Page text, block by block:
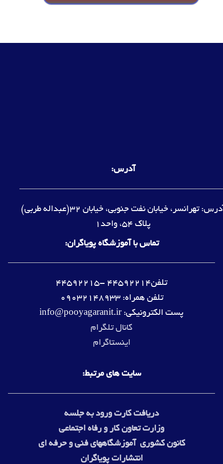
آدرس:
آدرس: تهرانسر، خیابان نفت جنوبی، خیابان 32(عبداله طربی)
پلاک 54، واحد1
تماس با آموزشگاه پویاگران:
تلفن44592214 -44592215
تلفن همراه: 09032148933
پست الکترونیکی: info@pooyagaranit.ir
کانال تلگرام
اینستاگرام
سایت های مرتبط:
دریافت کارت ورود به جلسه
وزارتتعاون کار و رفاه اجتماعی
کانون کشوری آموزشگاههای فنی و حرفه ای
انتشارات پویاگران